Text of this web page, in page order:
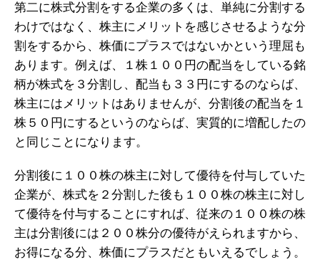
第二に株式分割をする企業の多くは、単純に分割する
わけではなく、株主にメリットを感じさせるような分
割をするから、株価にプラスではないかという理屈も
あります。例えば、１株１００円の配当をしている銘
柄が株式を３分割し、配当も３３円にするのならば、
株主にはメリットはありませんが、分割後の配当を１
株５０円にするというのならば、実質的に増配したの
と同じことになります。
分割後に１００株の株主に対して優待を付与していた
企業が、株式を２分割した後も１００株の株主に対し
て優待を付与することにすれば、従来の１００株の株
主は分割後には２００株分の優待がえられますから、
お得になる分、株価にプラスだともいえるでしょう。